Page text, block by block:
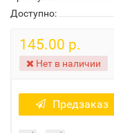
Доступно:
145.00 р.
Нет в наличии
Предзаказ